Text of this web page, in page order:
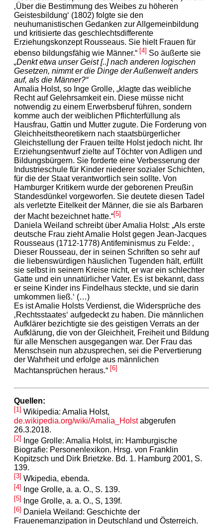
‚Über die Bestimmung des Weibes zu höheren
Geistesbildung‘ (1802) folgte sie den
neuhumanistischen Gedanken zur Allgemeinbildung
und kritisierte das geschlechtsdifferente
Erziehungskonzept Rousseaus. Sie hielt Frauen für
ebenso bildungsfähig wie Männer.“ [4] So äußerte sie
„Denkt etwa unser Geist [..] nach anderen logischen
Gesetzen, nimmt er die Dinge der Außenwelt anders
auf, als die Männer?“
Amalia Holst, so Inge Grolle, „klagte das weibliche
Recht auf Gelehrsamkeit ein. Diese müsse nicht
notwendig zu einem Erwerbsberuf führen, sondern
komme auch der weiblichen Pflichterfüllung als
Hausfrau, Gattin und Mutter zugute. Die Forderung von
Gleichheitstheoretikern nach staatsbürgerlicher
Gleichstellung der Frauen teilte Holst jedoch nicht. Ihr
Erziehungsentwurf zielte auf Töchter von Adligen und
Bildungsbürgern. Sie forderte eine Verbesserung der
Industrieschule für Kinder niederer sozialer Schichten,
für die der Staat verantwortlich sein sollte. Von
Hamburger Kritikern wurde der geborenen Preußin
Standesdünkel vorgeworfen. Sie deutete diesen Tadel
als verletzte Eitelkeit der Männer, die sie als Barbaren
der Macht bezeichnet hatte.“[5]
Daniela Weiland schreibt über Amalia Holst: „Als erste
deutsche Frau zieht Amalie Holst gegen Jean-Jacques
Rousseaus (1712-1778) Antifeminismus zu Felde: ‚
Dieser Rousseau, der in seinen Schriften so sehr auf
die liebenswürdigen häuslichen Tugenden hält, erfüllt
sie selbst in seinem Kreise nicht, er war ein schlechter
Gatte und ein unnatürlicher Vater. Es ist bekannt, dass
er seine Kinder ins Findelhaus steckte, und sie darin
umkommen ließ.‘ (…)
Es ist Amalie Holsts Verdienst, die Widersprüche des
‚Rechtsstaates‘ aufgedeckt zu haben. Die männlichen
Aufklärer bezichtigte sie des geistigen Verrats an der
Aufklärung, die von der Gleichheit, Freiheit und Bildung
für alle Menschen ausgegangen war. Der Frau das
Menschsein nun abzusprechen, sei die Pervertierung
der Wahrheit und erfolge aus männlichen
Machtansprüchen heraus.“ [6]
Quellen:
[1] Wikipedia: Amalia Holst,
de.wikipedia.org/wiki/Amalia_Holstabgerufen
26.3.2018.
[2]
Inge Grolle: Amalia Holst, in: Hamburgische
Biografie: Personenlexikon. Hrsg. von Franklin
Kopitzsch und Dirk Brietzke. Bd. 1. Hamburg 2001, S.
139.
[3] Wkipedia, ebenda.
[4] Inge Grolle, a. a. O., S. 139.
[5] Inge Grolle, a. a. O., S, 139f.
[6] Daniela Weiland: Geschichte der
Frauenemanzipation in Deutschland und Österreich.